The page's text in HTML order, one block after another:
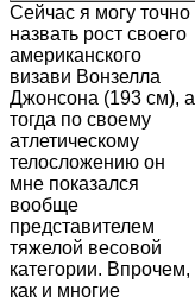
Сейчас я могу точно
назвать рост своего
американского
визави Вонзелла
Джонсона (193 см), а
тогда по своему
атлетическому
телосложению он
мне показался
вообще
представителем
тяжелой весовой
категории. Впрочем,
как и многие